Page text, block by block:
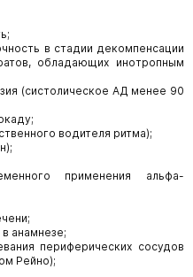
в стадии декомпенсации
обладающих инотропным
(систолическое АД менее 90
водителя ритма);
применения альфа-
анамнезе;
периферических сосудов
Рейно);